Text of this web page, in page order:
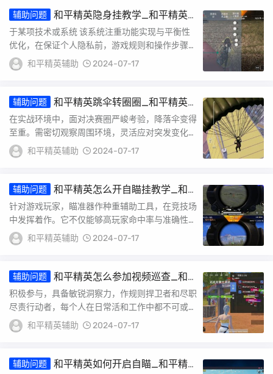
辅助问题
和平精英隐身挂教学_和平精英
卡出隐身挂
于某项技术或系统 该系统注重功能实现与平衡性
优化，在保证个人隐私前，游戏规则和操作步骤明
确。在高操作准确度同时，系统安全性也得到大大
加...
和平精英辅助 2024-07-17
辅助问题
和平精英跳伞转圈圈_和平精英
科技楼跳伞
在实战环境中，面对决赛圈严峻考验，降落伞变得
至重。需密切观察周围环境，灵活应对突发变化。
遇到障碍物时，巧妙转圈圈可避免直接冲突。实战
经验...
和平精英辅助 2024-07-17
辅助问题
和平精英怎么开自瞄挂教学_和
平精英的自瞄怎么使用
针对游戏玩家，瞄准器作种重辅助工具，在竞技场
中发挥着作。它不仅能够高玩家命中率与准确性，
还能通过优化响应速度，让玩家在游戏中更具优
势。同...
和平精英辅助 2024-07-17
辅助问题
和平精英怎么参加视频巡查_和
平精英度假岛巡查开挂玩家
积极参与，具备敏锐洞察力，作规则捍卫者和尽职
尽责行动者，每个人在日常活和工作中都不可或缺
存在。面对潜在安全隐患，我们需具体步骤进行预
防与...
和平精英辅助 2024-07-17
辅助问题
和平精英如何开启自瞄_和平精